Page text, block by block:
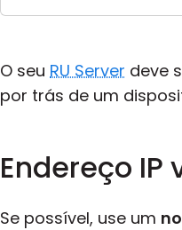
O seu RU Server deve
por trás de um
Endereço IP
Se possível, use um